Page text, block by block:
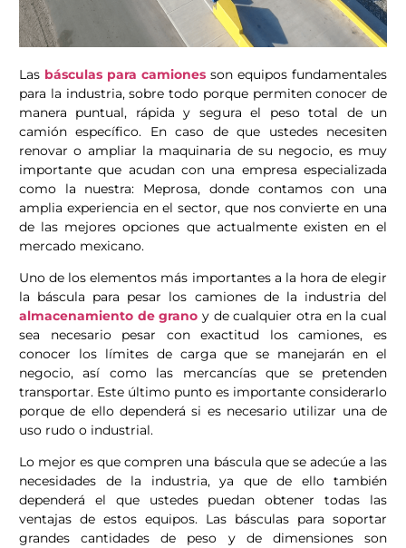
Las básculas para camiones son equipos fundamentales
para la industria, sobre todo porque permiten conocer de
manera puntual, rápida y segura el peso total de un
camión específico. En caso de que ustedes necesiten
renovar o ampliar la maquinaria de su negocio, es muy
importante que acudan con una empresa especializada
como la nuestra: Meprosa, donde contamos con una
amplia experiencia en el sector, que nos convierte en una
de las mejores opciones que actualmente existen en el
mercado mexicano.
Uno de los elementos más importantes a la hora de elegir
la báscula para pesar los camiones de la industria del
almacenamiento de grano y de cualquier otra en la cual
sea necesario pesar con exactitud los camiones, es
conocer los límites de carga que se manejarán en el
negocio, así como las mercancías que se pretenden
transportar. Este último punto es importante considerarlo
porque de ello dependerá si es necesario utilizar una de
uso rudo o industrial.
Lo mejor es que compren una báscula que se adecúe a las
necesidades de la industria, ya que de ello también
dependerá el que ustedes puedan obtener todas las
ventajas de estos equipos. Las básculas para soportar
grandes cantidades de peso y de dimensiones son